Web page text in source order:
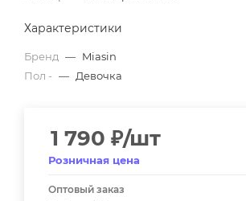
Характеристики
Бренд — Miasin
Пол - — Девочка
1 790 ₽/шт
Розничная цена
Оптовый заказ